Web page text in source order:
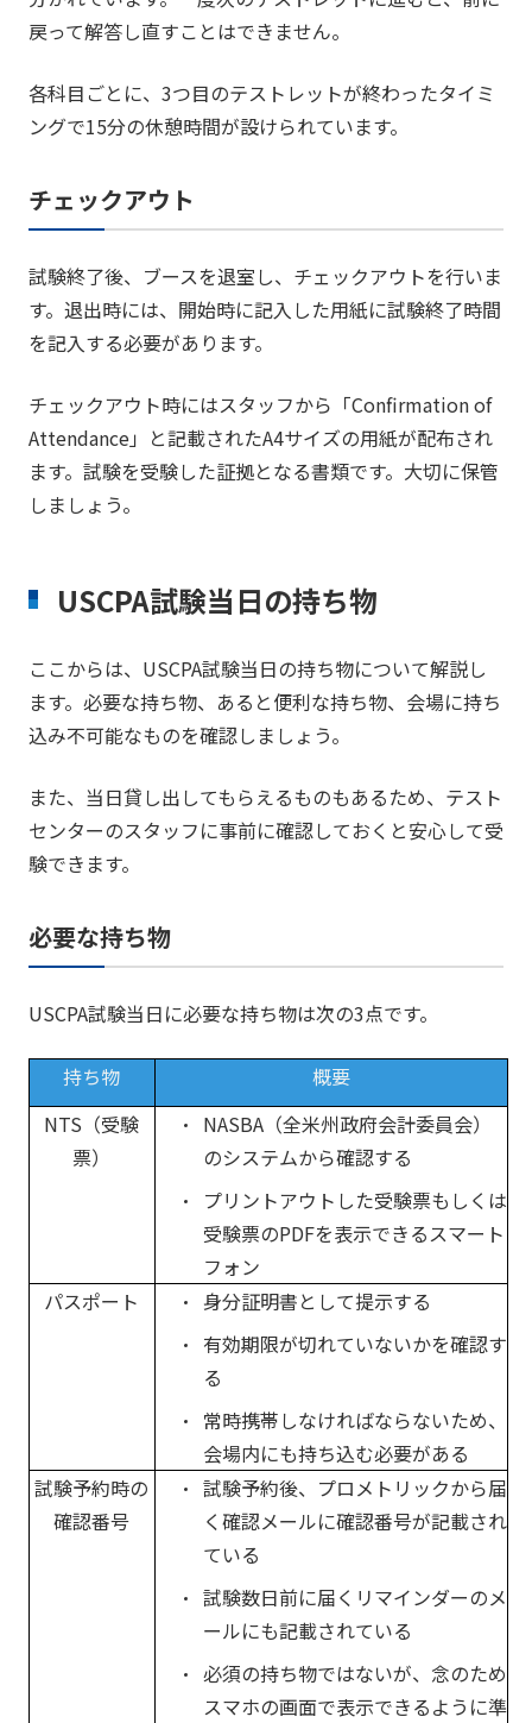
戻って解答し直すことはできません。
各科目ごとに、3つ目のテストレットが終わったタイミ
ングで15分の休憩時間が設けられています。
チェックアウト
試験終了後、ブースを退室し、チェックアウトを行いま
す。退出時には、開始時に記入した用紙に試験終了時間
を記入する必要があります。
チェックアウト時にはスタッフから「Confirmation of
Attendance」と記載されたA4サイズの用紙が配布され
ます。試験を受験した証拠となる書類です。大切に保管
しましょう。
USCPA試験当日の持ち物
ここからは、USCPA試験当日の持ち物について解説し
ます。必要な持ち物、あると便利な持ち物、会場に持ち
込み不可能なものを確認しましょう。
また、当日貸し出してもらえるものもあるため、テスト
センターのスタッフに事前に確認しておくと安心して受
験できます。
必要な持ち物
USCPA試験当日に必要な持ち物は次の3点です。
持ち物
概要
NTS（受験
票）
NASBA（全米州政府会計委員会）
のシステムから確認する
プリントアウトした受験票もしくは
受験票のPDFを表示できるスマート
フォン
パスポート
身分証明書として提示する
有効期限が切れていないかを確認す
る
常時携帯しなければならないため、
会場内にも持ち込む必要がある
試験予約時の
確認番号
試験予約後、プロメトリックから届
く確認メールに確認番号が記載され
ている
試験数日前に届くリマインダーのメ
ールにも記載されている
必須の持ち物ではないが、念のため
スマホの画面で表示できるように準